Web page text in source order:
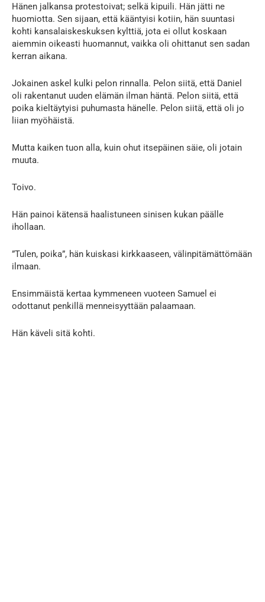
Hänen jalkansa protestoivat; selkä kipuili. Hän jätti ne
huomiotta. Sen sijaan, että kääntyisi kotiin, hän suuntasi
kohti kansalaiskeskuksen kylttiä, jota ei ollut koskaan
aiemmin oikeasti huomannut, vaikka oli ohittanut sen sadan
kerran aikana.
Jokainen askel kulki pelon rinnalla. Pelon siitä, että Daniel
oli rakentanut uuden elämän ilman häntä. Pelon siitä, että
poika kieltäytyisi puhumasta hänelle. Pelon siitä, että oli jo
liian myöhäistä.
Mutta kaiken tuon alla, kuin ohut itsepäinen säie, oli jotain
muuta.
Toivo.
Hän painoi kätensä haalistuneen sinisen kukan päälle
ihollaan.
”Tulen, poika”, hän kuiskasi kirkkaaseen, välinpitämättömään
ilmaan.
Ensimmäistä kertaa kymmeneen vuoteen Samuel ei
odottanut penkillä menneisyyttään palaamaan.
Hän käveli sitä kohti.